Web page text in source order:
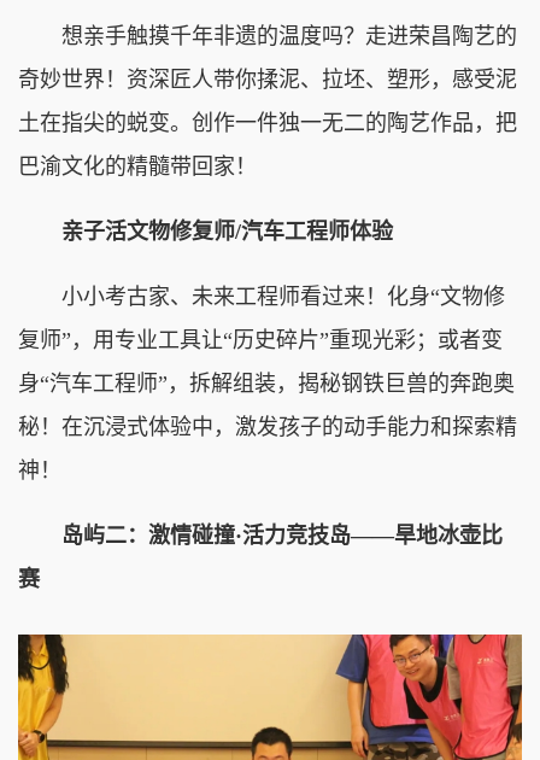
想亲手触摸千年非遗的温度吗？走进荣昌陶艺的
奇妙世界！资深匠人带你揉泥、拉坯、塑形，感受泥
土在指尖的蜕变。创作一件独一无二的陶艺作品，把
巴渝文化的精髓带回家！
亲子活文物修复师/汽车工程师体验
小小考古家、未来工程师看过来！化身“文物修
复师”，用专业工具让“历史碎片”重现光彩；或者变
身“汽车工程师”，拆解组装，揭秘钢铁巨兽的奔跑奥
秘！在沉浸式体验中，激发孩子的动手能力和探索精
神！
岛屿二：激情碰撞·活力竞技岛——旱地冰壶比
赛